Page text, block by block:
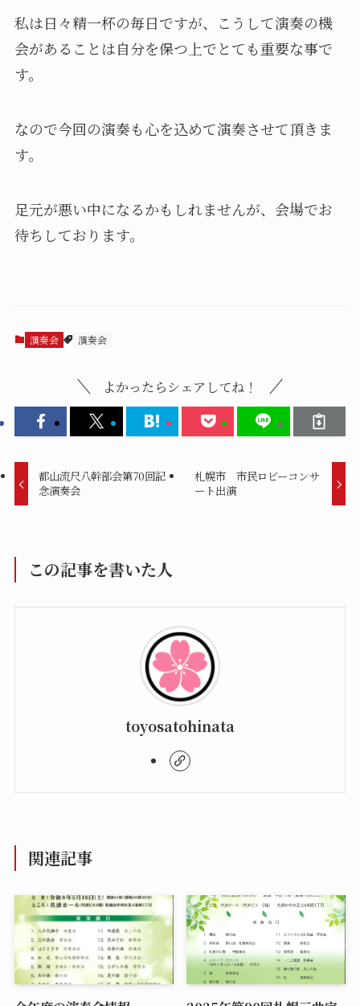
私は日々精一杯の毎日ですが、こうして演奏の機
会があることは自分を保つ上でとても重要な事で
す。
なので今回の演奏も心を込めて演奏させて頂きま
す。
足元が悪い中になるかもしれませんが、会場でお
待ちしております。
演奏会 演奏会
よかったらシェアしてね！
都山流尺八幹部会第70回記
念演奏会
札幌市 市民ロビーコンサ
ート出演
この記事を書いた人
toyosatohinata
関連記事